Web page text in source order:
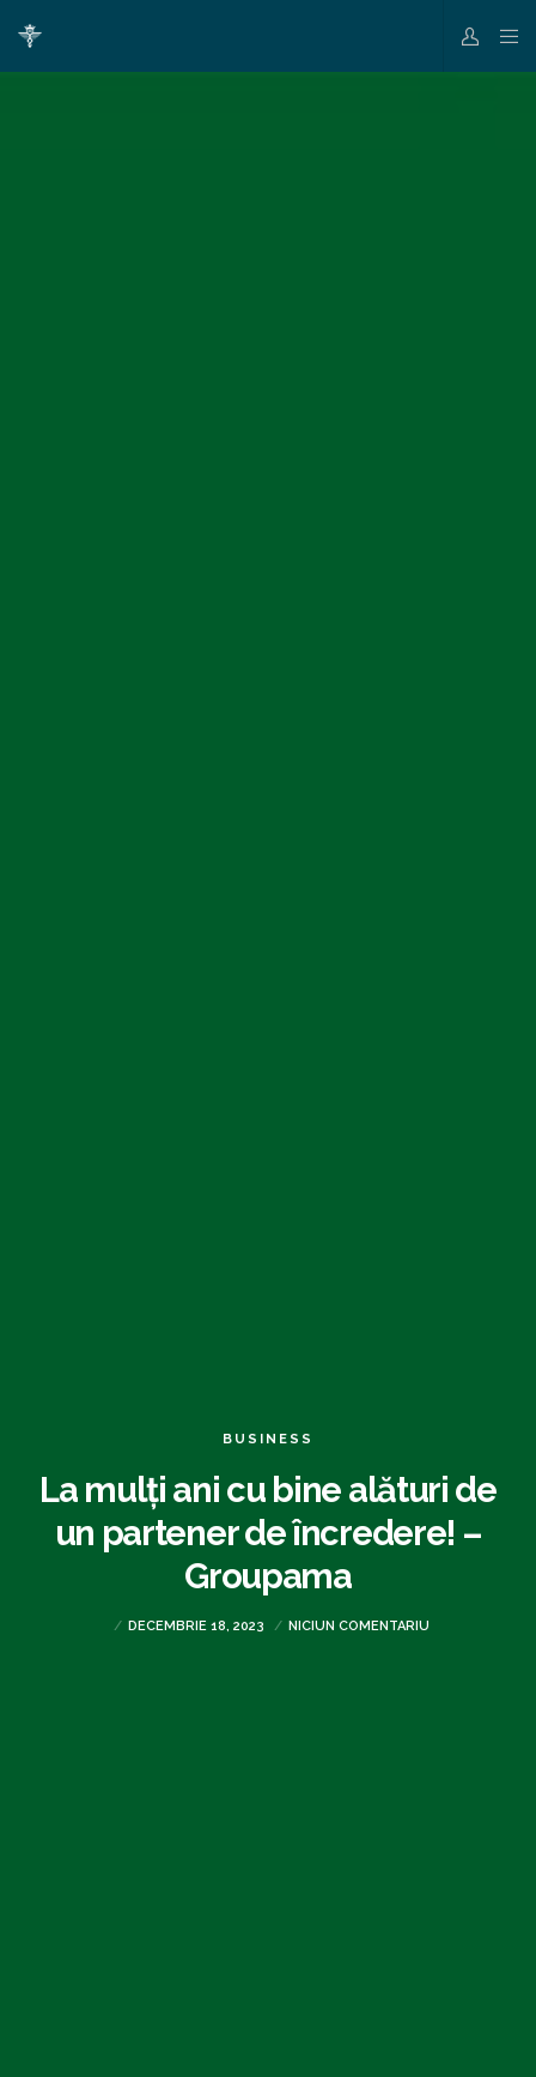
BUSINESS
La mulți ani cu bine alături de
un partener de încredere! –
Groupama
DECEMBRIE 18, 2023 NICIUN COMENTARIU